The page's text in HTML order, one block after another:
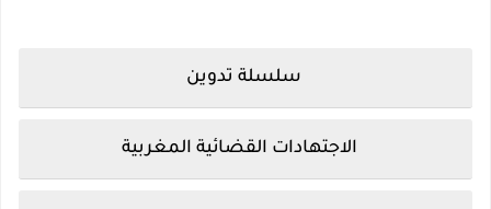
سلسلة تدوين
الاجتهادات القضائية المغربية